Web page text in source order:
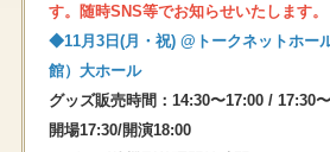
す。随時SNS等でお知らせいたします。
◆11月3日(月・祝) @トークネットホー
館）大ホール
グッズ販売時間：14:30〜17:00 / 17:30
開場17:30/開演18:00